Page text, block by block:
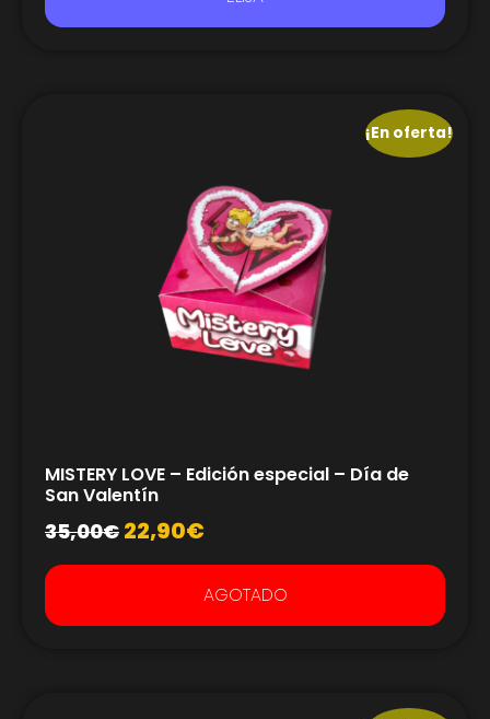
¡En oferta!
MISTERY LOVE – Edición especial – Día de
San Valentín
35,00€ 22,90€
AGOTADO